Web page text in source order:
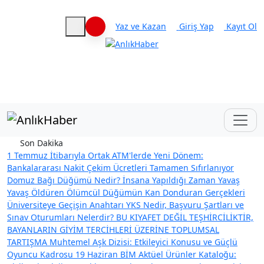
Haberleri keşfet
Yaz ve Kazan Giriş Yap Kayıt Ol
Son Dakika
1 Temmuz İtibarıyla Ortak ATM'lerde Yeni Dönem:
Bankalararası Nakit Çekim Ücretleri Tamamen Sıfırlanıyor
Domuz Bağı Düğümü Nedir? İnsana Yapıldığı Zaman Yavaş
Yavaş Öldüren Ölümcül Düğümün Kan Donduran Gerçekleri
Üniversiteye Geçişin Anahtarı YKS Nedir, Başvuru Şartları ve
Sınav Oturumları Nelerdir? BU KIYAFET DEĞİL TEŞHİRCİLİKTİR,
BAYANLARIN GİYİM TERCİHLERİ ÜZERİNE TOPLUMSAL
TARTIŞMA Muhtemel Aşk Dizisi: Etkileyici Konusu ve Güçlü
Oyuncu Kadrosu 19 Haziran BİM Aktüel Ürünler Kataloğu: